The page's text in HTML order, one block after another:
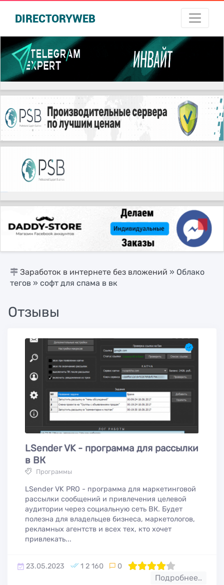
DIRECTORYWEB
Заработок в интернете без вложений » Облако
тегов » софт для спама в вк
Отзывы
LSender VK - программа для рассылки
в ВК
Программы
LSender VK PRO - программа для маркетинговой
рассылки сообщений и привлечения целевой
аудитории через социальную сеть ВК. Будет
полезна для владельцев бизнеса, маркетологов,
рекламных агентств и всех тех, кто хочет
привлекать...
23.05.2023 1 2 160 0 80
1 2 3 4 5
Подробнее..